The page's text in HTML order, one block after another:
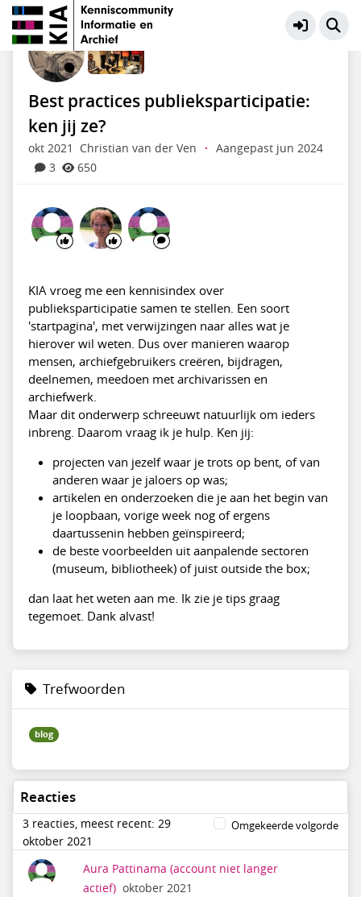
Educatie en Presentatie
Best practices publieksparticipatie:
ken jij ze?
okt 2021 Christian van der Ven ·
Aangepast jun 2024
3
650
KIA vroeg me een kennisindex over
publieksparticipatie samen te stellen. Een soort
'startpagina', met verwijzingen naar alles wat je
hierover wil weten. Dus over manieren waarop
mensen, archiefgebruikers creëren, bijdragen,
deelnemen, meedoen met archivarissen en
archiefwerk.
Maar dit onderwerp schreeuwt natuurlijk om ieders
inbreng. Daarom vraag ik je hulp. Ken jij:
projecten van jezelf waar je trots op bent, of van
anderen waar je jaloers op was;
artikelen en onderzoeken die je aan het begin van
je loopbaan, vorige week nog of ergens
daartussenin hebben geïnspireerd;
de beste voorbeelden uit aanpalende sectoren
(museum, bibliotheek) of juist outside the box;
dan laat het weten aan me. Ik zie je tips graag
tegemoet. Dank alvast!
Trefwoorden
blog
Reacties
3 reacties, meest recent: 29
oktober 2021
Omgekeerde volgorde
Aura Pattinama (account niet langer
actief) oktober 2021